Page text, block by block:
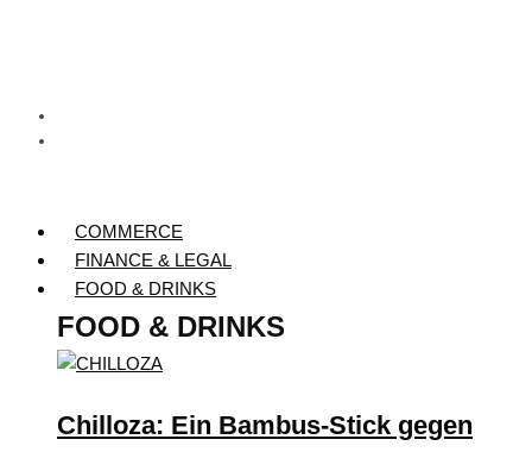
COMMERCE
FINANCE & LEGAL
FOOD & DRINKS
FOOD & DRINKS
Chilloza: Ein Bambus-Stick gegen